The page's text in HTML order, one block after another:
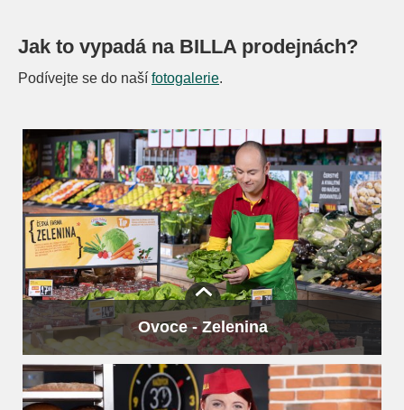
Jak to vypadá na BILLA prodejnách?
Podívejte se do naší fotogalerie.
Ovoce - Zelenina